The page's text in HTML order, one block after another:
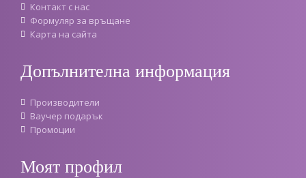
Контакт с нас
Формуляр за връщане
Карта на сайта
Допълнителна информация
Производители
Ваучер подарък
Промоции
Моят профил